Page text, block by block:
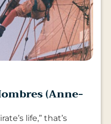
(Anne-
life,” that’s